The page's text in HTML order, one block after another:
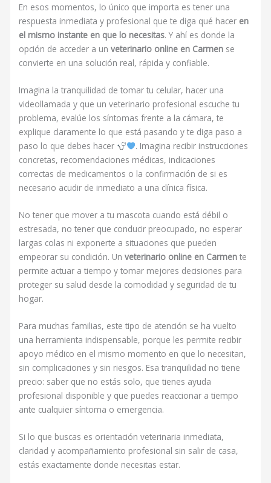
En esos momentos, lo único que importa es tener una
respuesta inmediata y profesional que te diga qué hacer en
el mismo instante en que lo necesitas. Y ahí es donde la
opción de acceder a unveterinario online en Carmen se
convierte en una solución real, rápida y confiable.
Imagina la tranquilidad de tomar tu celular, hacer una
videollamada y que un veterinario profesional escuche tu
problema, evalúe los síntomas frente a la cámara, te
explique claramente lo que está pasando y te diga paso a
paso lo que debes hacer
. Imagina recibir instrucciones
concretas, recomendaciones médicas, indicaciones
correctas de medicamentos o la confirmación de si es
necesario acudir de inmediato a una clínica física.
No tener que mover a tu mascota cuando está débil o
estresada, no tener que conducir preocupado, no esperar
largas colas ni exponerte a situaciones que pueden
empeorar su condición. Unveterinario online en Carmen te
permite actuar a tiempo y tomar mejores decisiones para
proteger su salud desde la comodidad y seguridad de tu
hogar.
Para muchas familias, este tipo de atención se ha vuelto
una herramienta indispensable, porque les permite recibir
apoyo médico en el mismo momento en que lo necesitan,
sin complicaciones y sin riesgos. Esa tranquilidad no tiene
precio: saber que no estás solo, que tienes ayuda
profesional disponible y que puedes reaccionar a tiempo
ante cualquier síntoma o emergencia.
Si lo que buscas es orientación veterinaria inmediata,
claridad y acompañamiento profesional sin salir de casa,
estás exactamente donde necesitas estar.